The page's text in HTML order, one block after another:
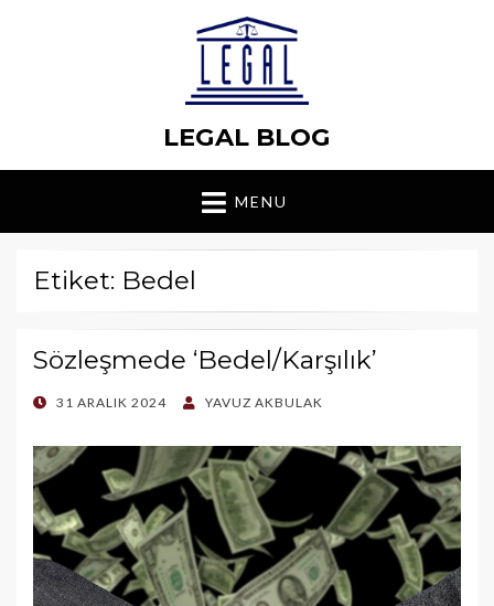
LEGAL BLOG
MENU
Etiket: Bedel
Sözleşmede ‘Bedel/Karşılık’
POSTED
31 ARALIK 2024 YAVUZ AKBULAK